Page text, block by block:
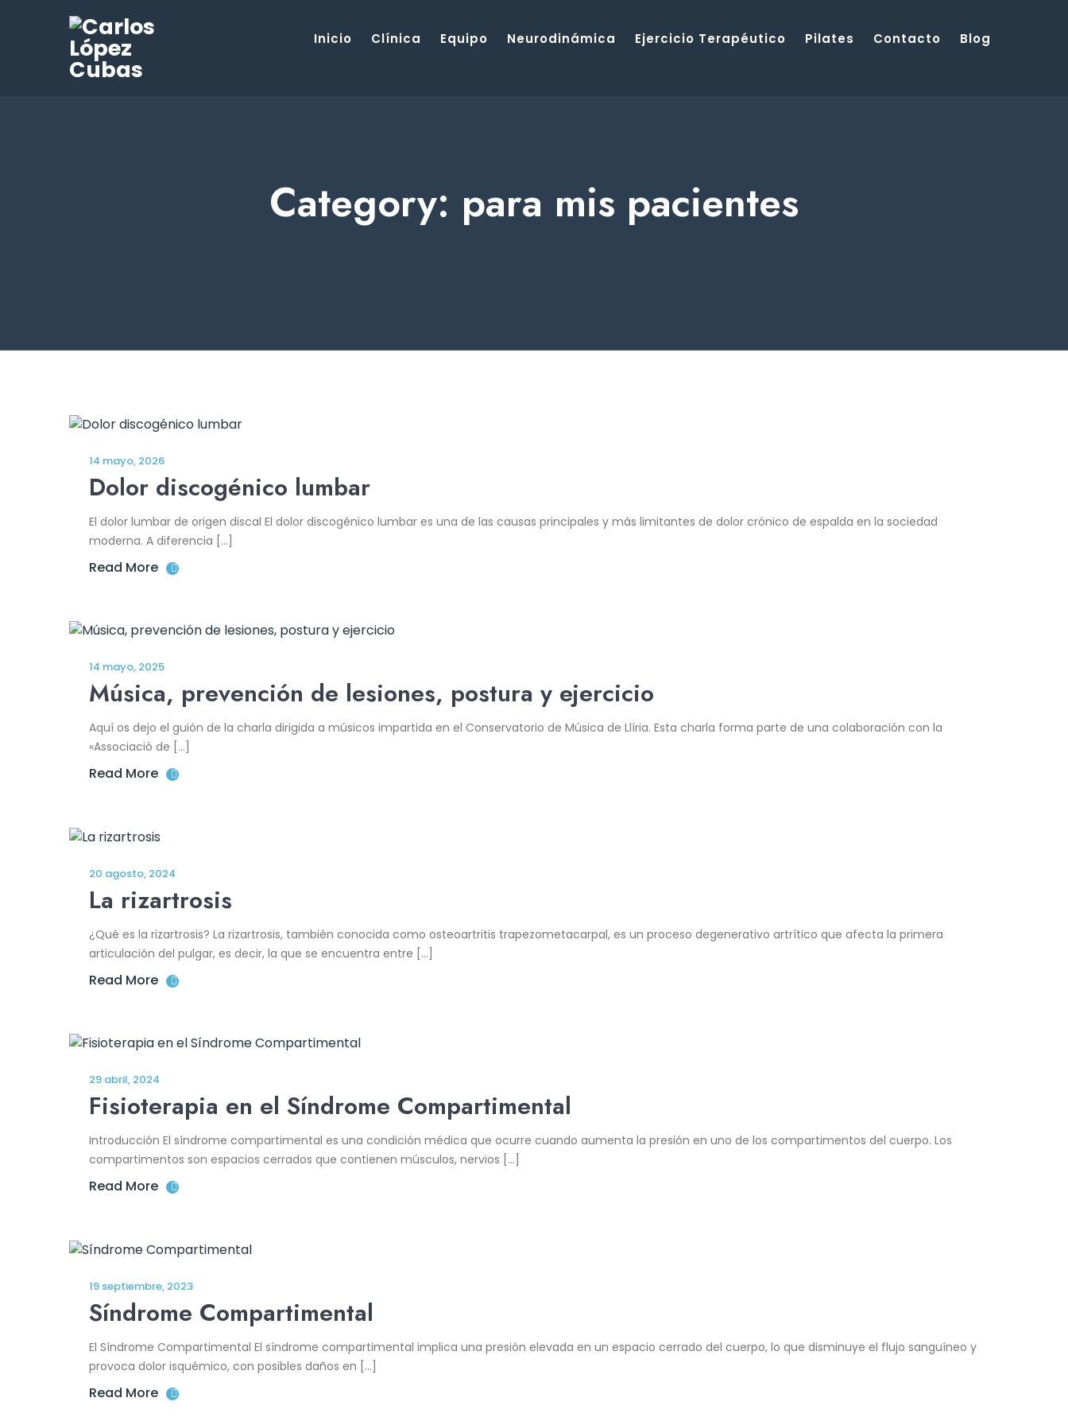
Inicio Clínica Equipo Neurodinámica Ejercicio Terapéutico Pilates Contacto Blog
Category: para mis pacientes
14 mayo, 2026
Dolor discogénico lumbar
El dolor lumbar de origen discal El dolor discogénico lumbar es una de las causas principales y más limitantes de dolor crónico de espalda en la sociedad
moderna. A diferencia […]
Read More
14 mayo, 2025
Música, prevención de lesiones, postura y ejercicio
Aquí os dejo el guión de la charla dirigida a músicos impartida en el Conservatorio de Música de Llíria. Esta charla forma parte de una colaboración con la
«Associació de […]
Read More
20 agosto, 2024
La rizartrosis
¿Qué es la rizartrosis? La rizartrosis, también conocida como osteoartritis trapezometacarpal, es un proceso degenerativo artrítico que afecta la primera
articulación del pulgar, es decir, la que se encuentra entre […]
Read More
29 abril, 2024
Fisioterapia en el Síndrome Compartimental
Introducción El síndrome compartimental es una condición médica que ocurre cuando aumenta la presión en uno de los compartimentos del cuerpo. Los
compartimentos son espacios cerrados que contienen músculos, nervios […]
Read More
19 septiembre, 2023
Síndrome Compartimental
El Síndrome Compartimental El síndrome compartimental implica una presión elevada en un espacio cerrado del cuerpo, lo que disminuye el flujo sanguíneo y
provoca dolor isquémico, con posibles daños en […]
Read More